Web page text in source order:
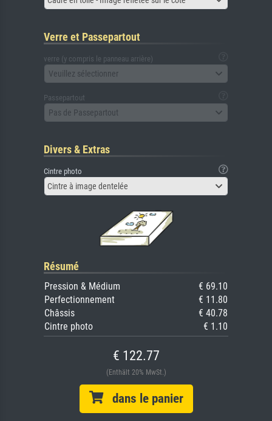
Verre et Passepartout
verre (y compris le panneau arrière)
Veuillez sélectionner
Passepartout
Pas de Passepartout
Divers & Extras
Cintre photo
Cintre à image dentelée
Résumé
Pression & Médium
€ 69.10
Perfectionnement
€ 11.80
Châssis
€ 40.78
Cintre photo
€ 1.10
€ 122.77
(Enthält 20% MwSt.)
dans le panier